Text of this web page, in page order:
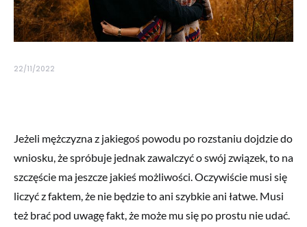
22/11/2022
Jeżeli mężczyzna z jakiegoś powodu po rozstaniu dojdzie do
wniosku, że spróbuje jednak zawalczyć o swój związek, to na
szczęście ma jeszcze jakieś możliwości. Oczywiście musi się
liczyć z faktem, że nie będzie to ani szybkie ani łatwe. Musi
też brać pod uwagę fakt, że może mu się po prostu nie udać.